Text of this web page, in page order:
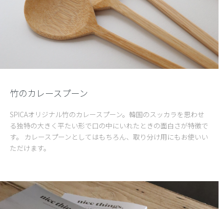
竹のカレースプーン
SPICAオリジナル竹のカレースプーン。韓国のスッカラを思わせ
る独特の大きく平たい形で口の中にいれたときの面白さが特徴で
す。 カレースプーンとしてはもちろん、取り分け用にもお使いい
ただけます。